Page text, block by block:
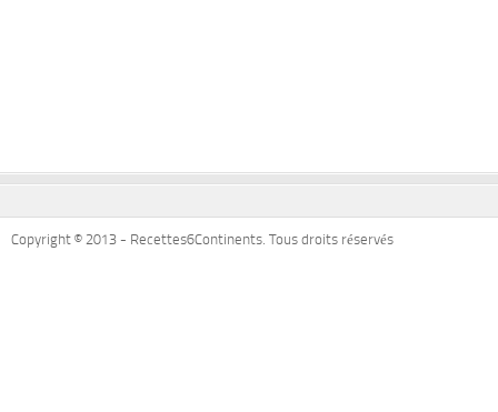
Copyright © 2013 - Recettes6Continents. Tous droits réservés